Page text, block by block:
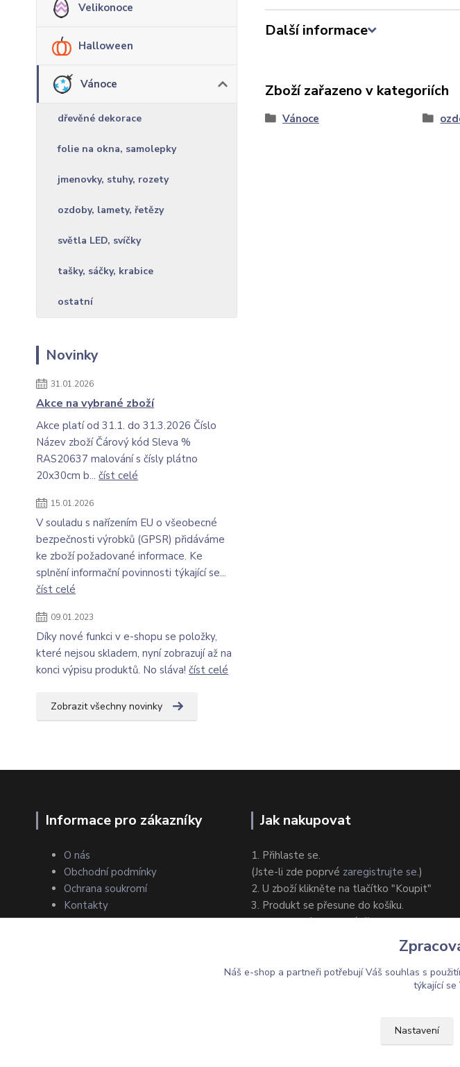
Velikonoce
Halloween
Vánoce
dřevěné dekorace
folie na okna, samolepky
jmenovky, stuhy, rozety
ozdoby, lamety, řetězy
světla LED, svíčky
tašky, sáčky, krabice
ostatní
Novinky
31.01.2026
Akce na vybrané zboží
Akce platí od 31.1. do 31.3.2026 Číslo
Název zboží Čárový kód Sleva %
RAS20637 malování s čísly plátno
20x30cm b... číst celé
15.01.2026
V souladu s nařízením EU o všeobecné
bezpečnosti výrobků (GPSR) přidáváme
ke zboží požadované informace. Ke
splnění informační povinnosti týkající se...
číst celé
09.01.2023
Díky nové funkci v e-shopu se položky,
které nejsou skladem, nyní zobrazují až na
konci výpisu produktů. No sláva! číst celé
Zobrazit všechny novinky
Další informace
Zboží zařazeno v kategoriích
Vánoce
Informace pro zákazníky
O nás
Obchodní podmínky
Ochrana soukromí
Kontakty
Jak nakupovat
1. Přihlaste se.
(Jste-li zde poprvé zaregistrujte se.)
2. U zboží klikněte na tlačítko "Koupit"
3. Produkt se přesune do košíku.
4. Zvolte způsob dodání/platby.
Upravit
Náš e-shop a partneři potřebují Váš souhlas s
týkající se
Nastavení